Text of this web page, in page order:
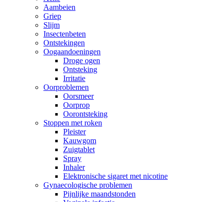
Aambeien
Griep
Slijm
Insectenbeten
Ontstekingen
Oogaandoeningen
Droge ogen
Ontsteking
Irritatie
Oorproblemen
Oorsmeer
Oorprop
Oorontsteking
Stoppen met roken
Pleister
Kauwgom
Zuigtablet
Spray
Inhaler
Elektronische sigaret met nicotine
Gynaecologische problemen
Pijnlijke maandstonden